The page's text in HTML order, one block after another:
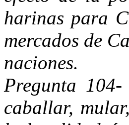
harinas para
mercados de
naciones.
Pregunta
caballar,